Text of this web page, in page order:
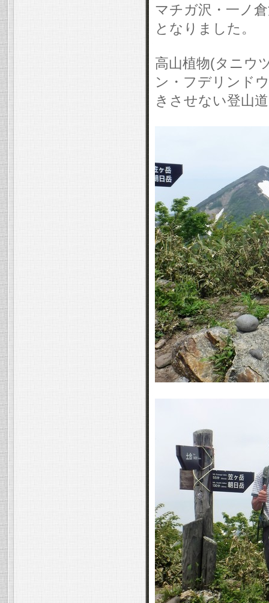
マチガ沢・一ノ
となりました。
高山植物(タニウ
ン・フデリンド
きさせない登山